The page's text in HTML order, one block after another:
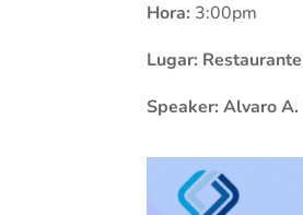
Hora: 3:00pm
Lugar:
Speaker:Alvaro A.